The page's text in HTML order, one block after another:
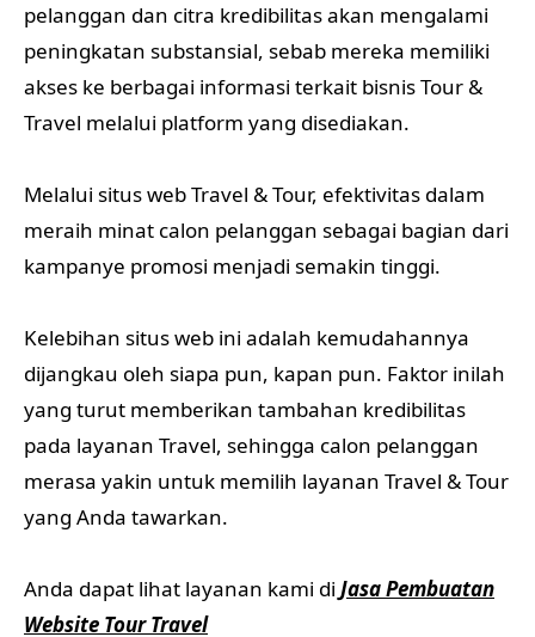
pelanggan dan citra kredibilitas akan mengalami
peningkatan substansial, sebab mereka memiliki
akses ke berbagai informasi terkait bisnis Tour &
Travel melalui platform yang disediakan.
Melalui situs web Travel & Tour, efektivitas dalam
meraih minat calon pelanggan sebagai bagian dari
kampanye promosi menjadi semakin tinggi.
Kelebihan situs web ini adalah kemudahannya
dijangkau oleh siapa pun, kapan pun. Faktor inilah
yang turut memberikan tambahan kredibilitas
pada layanan Travel, sehingga calon pelanggan
merasa yakin untuk memilih layanan Travel & Tour
yang Anda tawarkan.
Anda dapat lihat layanan kami di Jasa Pembuatan
Website Tour Travel